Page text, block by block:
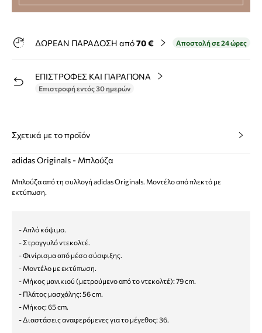
ΔΩΡΕΑΝ ΠΑΡΑΔΟΣΗ από70 € Αποστολή σε 24 ώρες
ΕΠΙΣΤΡΟΦΕΣ ΚΑΙ ΠΑΡΑΠΟΝΑ
Επιστροφή εντός 30 ημερών
Σχετικά με το προϊόν
adidas Originals - Μπλούζα
Μπλούζα από τη συλλογή adidas Originals. Μοντέλο από πλεκτό με
εκτύπωση.
- Απλό κόψιμο.
- Στρογγυλό ντεκολτέ.
- Φινίρισμα από μέσο σύσφιξης.
- Μοντέλο με εκτύπωση.
- Μήκος μανικιού (μετρούμενο από το ντεκολτέ): 79 cm.
- Πλάτος μασχάλης: 56 cm.
- Μήκος: 65 cm.
- Διαστάσεις αναφερόμενες για το μέγεθος: 36.